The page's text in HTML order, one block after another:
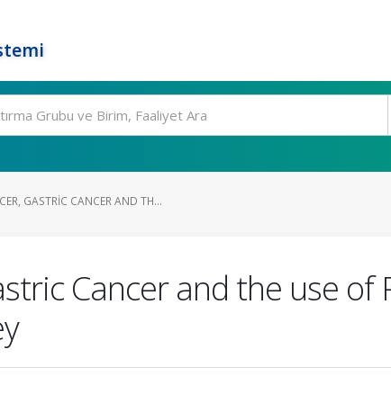
GASTRIC CANCER AND TH...
Cancer and the use of